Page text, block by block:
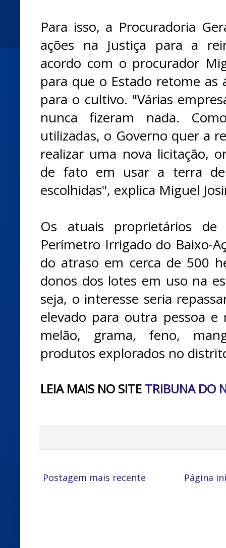
Para isso, a Procuradoria
ações na Justiça para a
acordo com o procurador
para que o Estado retome as
para o cultivo. "Várias
nunca fizeram nada.
utilizadas, o Governo quer a
realizar uma nova licitação,
de fato em usar a terra
escolhidas", explica Miguel
Os atuais proprietários
Perímetro Irrigado do Baixo-
do atraso em cerca de 500
donos dos lotes em uso na
seja, o interesse seria
elevado para outra pessoa
melão, grama, feno,
produtos explorados no
LEIA MAIS NO SITE TRIBUNA DO
Postagem mais recente Página